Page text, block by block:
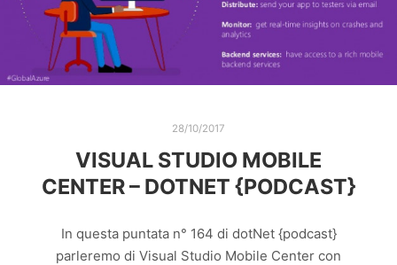
28/10/2017
VISUAL STUDIO MOBILE
CENTER – DOTNET {PODCAST}
In questa puntata n° 164 di dotNet {podcast}
parleremo di Visual Studio Mobile Center con